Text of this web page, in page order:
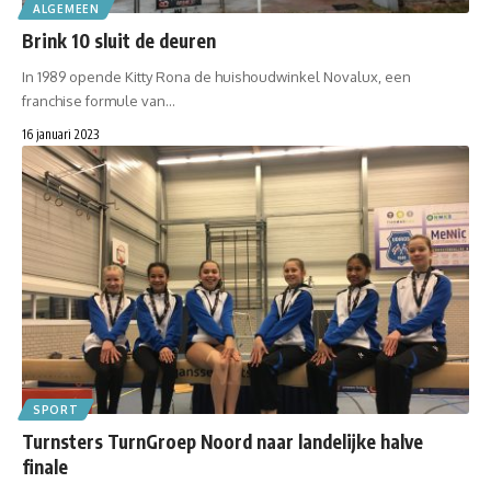
ALGEMEEN
Brink 10 sluit de deuren
In 1989 opende Kitty Rona de huishoudwinkel Novalux, een
franchise formule van…
16 januari 2023
SPORT
Turnsters TurnGroep Noord naar landelijke halve
finale